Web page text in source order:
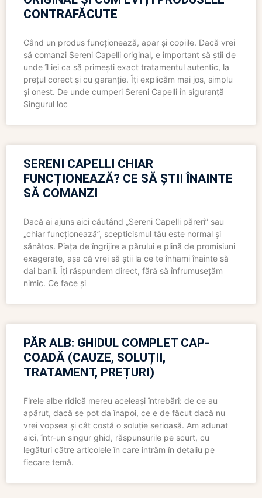
CONTRAFĂCUTE
Când un produs funcționează, apar și copiile. Dacă vrei
să comanzi Sereni Capelli original, e important să știi de
unde îl iei ca să primești exact tratamentul autentic, la
prețul corect și cu garanție. Îți explicăm mai jos, simplu
și onest. De unde cumperi Sereni Capelli în siguranță
Singurul loc
SERENI CAPELLI CHIAR
FUNCȚIONEAZĂ? CE SĂ ȘTII ÎNAINTE
SĂ COMANZI
Dacă ai ajuns aici căutând „Sereni Capelli păreri” sau
„chiar funcționează”, scepticismul tău este normal și
sănătos. Piața de îngrijire a părului e plină de promisiuni
exagerate, așa că vrei să știi la ce te înhami înainte să
dai banii. Îți răspundem direct, fără să înfrumusețăm
nimic. Ce face și
PĂR ALB: GHIDUL COMPLET CAP-
COADĂ (CAUZE, SOLUȚII,
TRATAMENT, PREȚURI)
Firele albe ridică mereu aceleași întrebări: de ce au
apărut, dacă se pot da înapoi, ce e de făcut dacă nu
vrei vopsea și cât costă o soluție serioasă. Am adunat
aici, într-un singur ghid, răspunsurile pe scurt, cu
legături către articolele în care intrăm în detaliu pe
fiecare temă.